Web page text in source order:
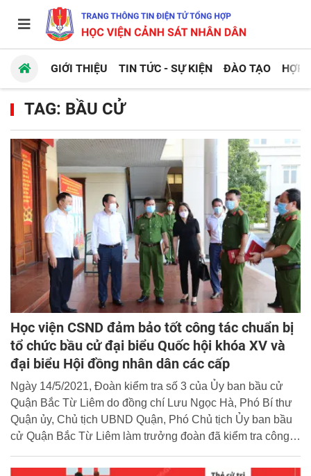
GIỚI THIỆU TIN TỨC - SỰ KIỆN ĐÀO TẠO HỢP
TAG: BẦU CỬ
Học viện CSND đảm bảo tốt công tác chuẩn bị
tổ chức bầu cử đại biểu Quốc hội khóa XV và
đại biểu Hội đồng nhân dân các cấp
Ngày 14/5/2021, Đoàn kiểm tra số 3 của Ủy ban bầu cử
Quận Bắc Từ Liêm do đồng chí Lưu Ngọc Hà, Phó Bí thư
Quận ủy, Chủ tịch UBND Quận, Phó Chủ tịch Ủy ban bầu
cử Quận Bắc Từ Liêm làm trưởng đoàn đã kiểm tra công
đại biểu HĐND các cấp nhiệm kỳ 2021 - 2026 tại Học viện